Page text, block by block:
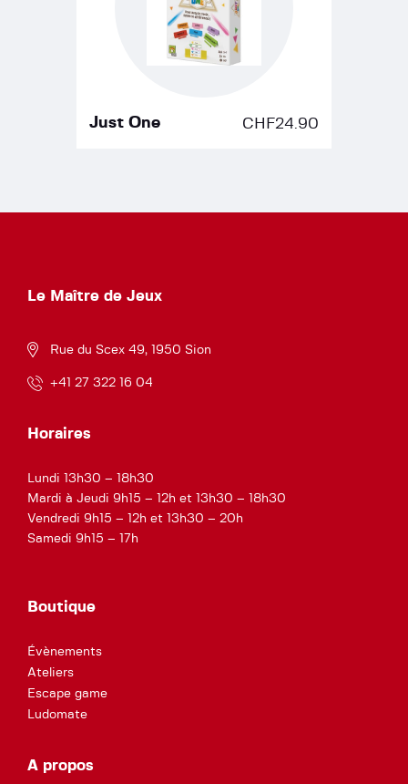
Just One CHF24.90
Le Maître de Jeux
Rue du Scex 49, 1950 Sion
+41 27 322 16 04
Horaires
Lundi 13h30 – 18h30
Mardi à Jeudi 9h15 – 12h et 13h30 – 18h30
Vendredi 9h15 – 12h et 13h30 – 20h
Samedi 9h15 – 17h
Boutique
Évènements
Ateliers
Escape game
Ludomate
A propos